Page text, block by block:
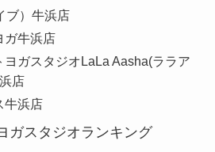
ブ）牛浜店
ガ牛浜店
ヨガスタジオLaLa Aasha(ララア
店
牛浜店
ガスタジオランキング